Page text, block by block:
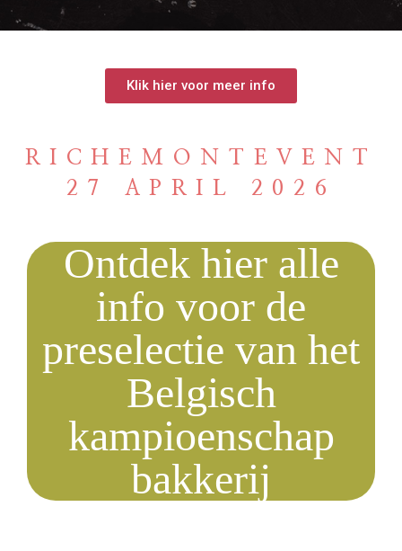
Klik hier voor meer info
RICHEMONTEVENT
27 APRIL 2026
Ontdek hier alle
info voor de
preselectie van het
Belgisch
kampioenschap
bakkerij